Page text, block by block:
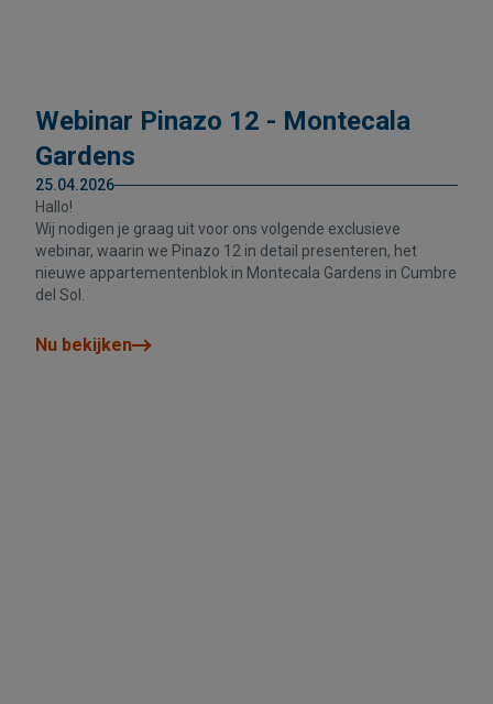
Webinar Pinazo 12 - Montecala
Gardens
25.04.2026
Hallo!
Wij nodigen je graag uit voor ons volgende exclusieve
webinar, waarin we Pinazo 12 in detail presenteren, het
nieuwe appartementenblok in Montecala Gardens in Cumbre
del Sol.
Nu bekijken